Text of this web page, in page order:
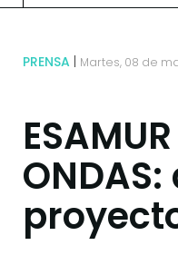
PRENSA Martes, 08 de